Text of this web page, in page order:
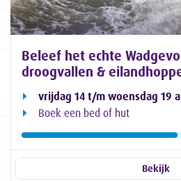
Beleef het echte
droogvallen &
vrijdag 14 t/m woensdag 19
Boek een bed of hut
Bekijk